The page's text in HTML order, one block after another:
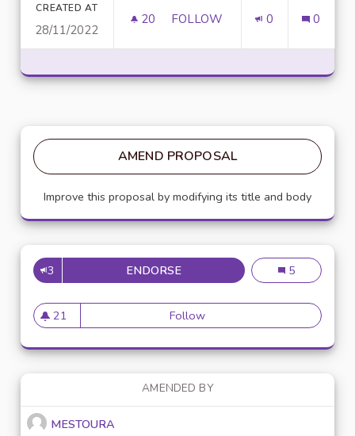
CREATED AT
28/11/2022
20 20 FOLLOWERS
FOLLOW 0 0
AMEND PROPOSAL
Improve this proposal by modifying its title and body
3 ENDORSE NUMÉRISATION DESNumérisation
5
21
21 followers
FollowNumérisation des services
AMENDED BY
MESTOURA